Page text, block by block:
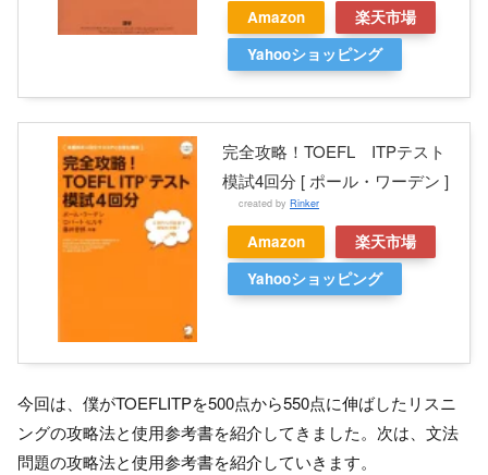
Amazon
楽天市場
Yahooショッピング
完全攻略！TOEFL ITPテスト
模試4回分 [ ポール・ワーデン ]
created by Rinker
Amazon
楽天市場
Yahooショッピング
今回は、僕がTOEFLITPを500点から550点に伸ばしたリスニ
ングの攻略法と使用参考書を紹介してきました。次は、文法
問題の攻略法と使用参考書を紹介していきます。